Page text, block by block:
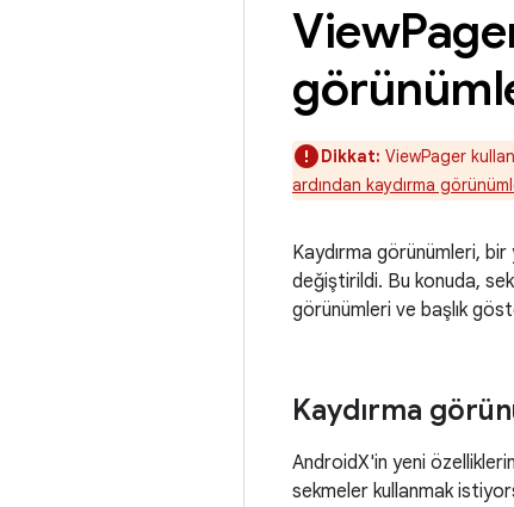
View
Dikkat: ViewPager
ardından kaydırma
Kaydırma görünümleri,
değiştirildi. Bu konuda,
görünümleri ve başlık
Kaydırma
AndroidX'in yeni
sekmeler kullanmak